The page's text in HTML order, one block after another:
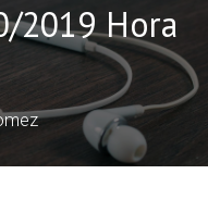
2019 Hora